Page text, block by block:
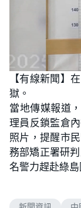
n
m
【有線新聞】
獄。
當地傳媒報道
理員反鎖監倉
照片，提醒市
務部矯正署研
名警力趕赴綠島